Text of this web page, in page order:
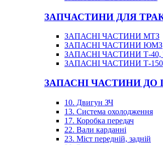
ЗАПЧАСТИНИ ДЛЯ
ЗАПАСНІ ЧАСТИНИ МТЗ
ЗАПАСНІ ЧАСТИНИ ЮМЗ
ЗАПАСНІ ЧАСТИНИ Т-40,
ЗАПАСНІ ЧАСТИНИ Т-150
ЗАПАСНІ ЧАСТИНИ ДО
10. Двигун ЗЧ
13. Система охолодження
17. Коробка передач
22. Вали карданні
23. Міст передній, задній